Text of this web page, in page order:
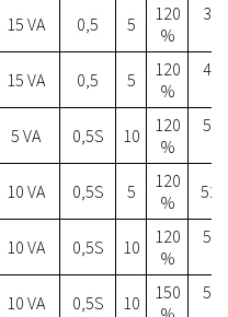
15 VA 0,5 5
120
%
15 VA 0,5 5
120
%
5 VA 0,5S 10
120
%
10 VA 0,5S 5
120
%
10 VA 0,5S 10
120
%
10 VA 0,5S 10
150